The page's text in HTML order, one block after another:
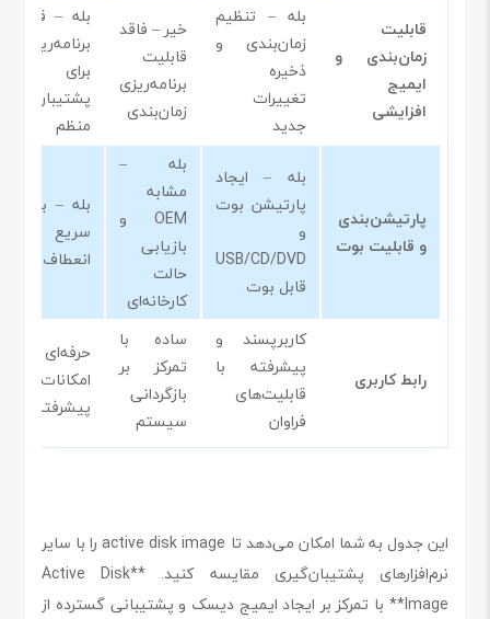
قابلیت
زمان‌بندی و
ایمیج
افزایشی
بله – تنظیم
زمان‌بندی و
ذخیره
تغییرات
جدید
خیر – فاقد
قابلیت
برنامه‌ریزی
زمان‌بندی
بله – قابلیت
برنامه‌ریزی
برای
پشتیبان‌گیری
منظم
پارتیشن‌بندی
و قابلیت بوت
بله – ایجاد
پارتیشن بوت
و
USB/CD/DVD
قابل بوت
بله –
مشابه
OEM و
بازیابی
حالت
کارخانه‌ای
بله – بازیابی
سریع و
انعطاف‌پذیر
رابط کاربری
کاربرپسند و
پیشرفته با
قابلیت‌های
فراوان
ساده با
تمرکز بر
بازگردانی
سیستم
حرفه‌ای با
امکانات
پیشرفته
این جدول به شما امکان می‌دهد تا active disk image را با سایر
نرم‌افزارهای پشتیبان‌گیری مقایسه کنید. **Active Disk
Image** با تمرکز بر ایجاد ایمیج دیسک و پشتیبانی گسترده از